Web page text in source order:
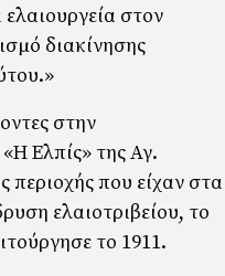
ελαιουργεία στον
διακίνησης
στην
Ελπίς» της Αγ.
περιοχής που είχαν στα
ελαιοτριβείου, το
το 1911.